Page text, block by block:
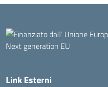
Link Esterni